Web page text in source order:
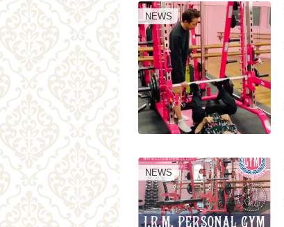
NEWS
NEWS